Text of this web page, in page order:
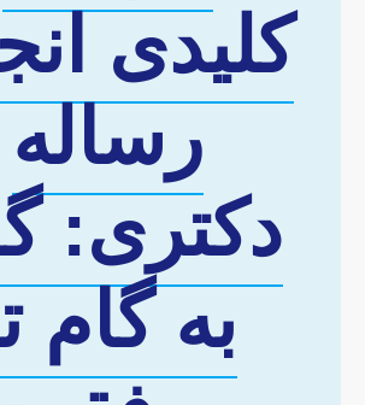
کلیدی
رساله
دکتری:
به گام